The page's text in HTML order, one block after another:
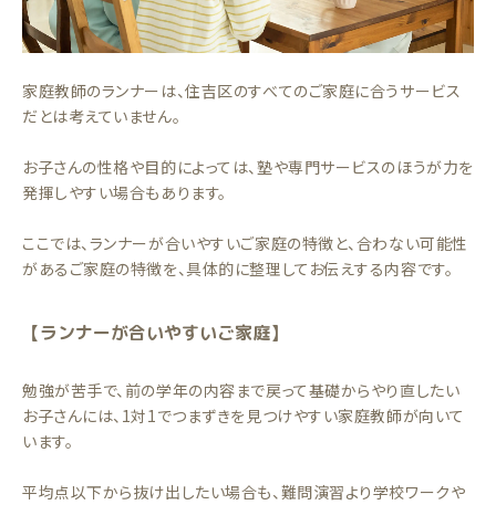
家庭教師のランナーは、住吉区のすべてのご家庭に合うサービス
だとは考えていません。
お子さんの性格や目的によっては、塾や専門サービスのほうが力を
発揮しやすい場合もあります。
ここでは、ランナーが合いやすいご家庭の特徴と、合わない可能性
があるご家庭の特徴を、具体的に整理してお伝えする内容です。
【ランナーが合いやすいご家庭】
勉強が苦手で、前の学年の内容まで戻って基礎からやり直したい
お子さんには、1対1でつまずきを見つけやすい家庭教師が向いて
います。
平均点以下から抜け出したい場合も、難問演習より学校ワークや